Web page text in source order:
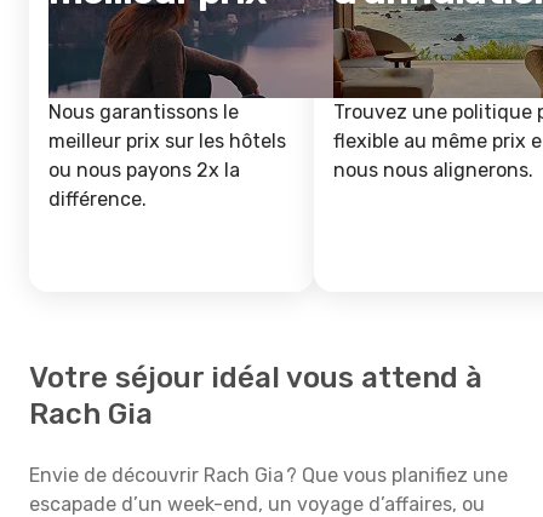
Nous garantissons le
meilleur prix sur les hôtels
ou nous payons 2x la
différence.
Trouvez une politique
flexible au même prix
nous nous alignerons.
Votre séjour idéal vous attend à
Rach Gia
Envie de découvrir Rach Gia ? Que vous planifiez une
escapade d’un week-end, un voyage d’affaires, ou